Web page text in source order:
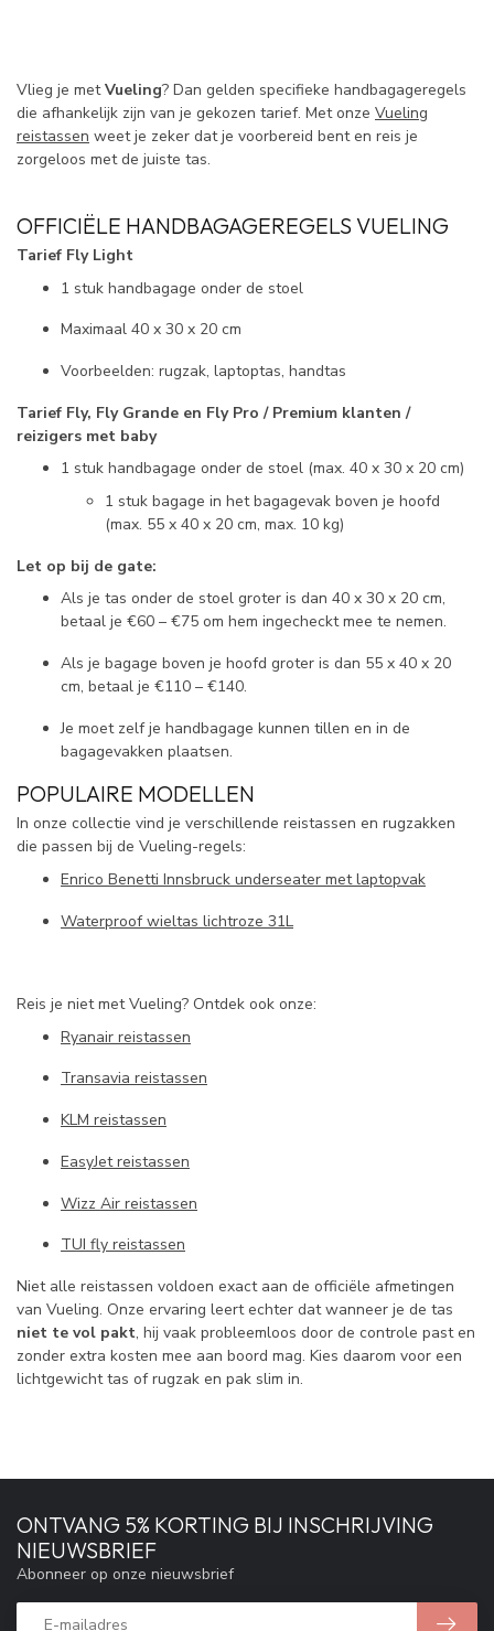
Vlieg je metVueling? Dan gelden specifieke handbagageregels
die afhankelijk zijn van je gekozen tarief. Met onze Vueling
reistassen weet je zeker dat je voorbereid bent en reis je
zorgeloos met de juiste tas.
OFFICIËLE HANDBAGAGEREGELS VUELING
Tarief Fly Light
1 stuk handbagage onder de stoel
Maximaal 40 x 30 x 20 cm
Voorbeelden: rugzak, laptoptas, handtas
Tarief Fly, Fly Grande en Fly Pro / Premium klanten /
reizigers met baby
1 stuk handbagage onder de stoel (max. 40 x 30 x 20 cm)
1 stuk bagage in het bagagevak boven je hoofd
(max. 55 x 40 x 20 cm, max. 10 kg)
Let op bij de gate:
Als je tas onder de stoel groter is dan 40 x 30 x 20 cm,
betaal je €60 – €75 om hem ingecheckt mee te nemen.
Als je bagage boven je hoofd groter is dan 55 x 40 x 20
cm, betaal je €110 – €140.
Je moet zelf je handbagage kunnen tillen en in de
bagagevakken plaatsen.
POPULAIRE MODELLEN
In onze collectie vind je verschillende reistassen en rugzakken
die passen bij de Vueling-regels:
Enrico Benetti Innsbruck underseater met laptopvak
Waterproof wieltas lichtroze 31L
Reis je niet met Vueling? Ontdek ook onze:
Ryanair reistassen
Transavia reistassen
KLM reistassen
EasyJet reistassen
Wizz Air reistassen
TUI fly reistassen
Niet alle reistassen voldoen exact aan de officiële afmetingen
van Vueling. Onze ervaring leert echter dat wanneer je de tas
niet te vol pakt, hij vaak probleemloos door de controle past en
zonder extra kosten mee aan boord mag. Kies daarom voor een
lichtgewicht tas of rugzak en pak slim in.
ONTVANG 5% KORTING BIJ INSCHRIJVING
NIEUWSBRIEF
Abonneer op onze nieuwsbrief